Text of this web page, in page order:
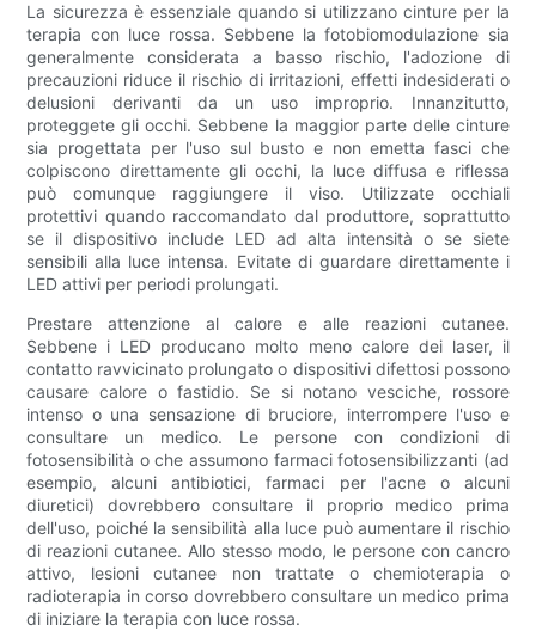
La sicurezza è essenziale quando si utilizzano cinture per la
terapia con luce rossa. Sebbene la fotobiomodulazione sia
generalmente considerata a basso rischio, l'adozione di
precauzioni riduce il rischio di irritazioni, effetti indesiderati o
delusioni derivanti da un uso improprio. Innanzitutto,
proteggete gli occhi. Sebbene la maggior parte delle cinture
sia progettata per l'uso sul busto e non emetta fasci che
colpiscono direttamente gli occhi, la luce diffusa e riflessa
può comunque raggiungere il viso. Utilizzate occhiali
protettivi quando raccomandato dal produttore, soprattutto
se il dispositivo include LED ad alta intensità o se siete
sensibili alla luce intensa. Evitate di guardare direttamente i
LED attivi per periodi prolungati.
Prestare attenzione al calore e alle reazioni cutanee.
Sebbene i LED producano molto meno calore dei laser, il
contatto ravvicinato prolungato o dispositivi difettosi possono
causare calore o fastidio. Se si notano vesciche, rossore
intenso o una sensazione di bruciore, interrompere l'uso e
consultare un medico. Le persone con condizioni di
fotosensibilità o che assumono farmaci fotosensibilizzanti (ad
esempio, alcuni antibiotici, farmaci per l'acne o alcuni
diuretici) dovrebbero consultare il proprio medico prima
dell'uso, poiché la sensibilità alla luce può aumentare il rischio
di reazioni cutanee. Allo stesso modo, le persone con cancro
attivo, lesioni cutanee non trattate o chemioterapia o
radioterapia in corso dovrebbero consultare un medico prima
di iniziare la terapia con luce rossa.